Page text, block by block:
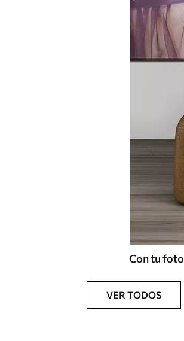
Con tu foto
VER TODOS